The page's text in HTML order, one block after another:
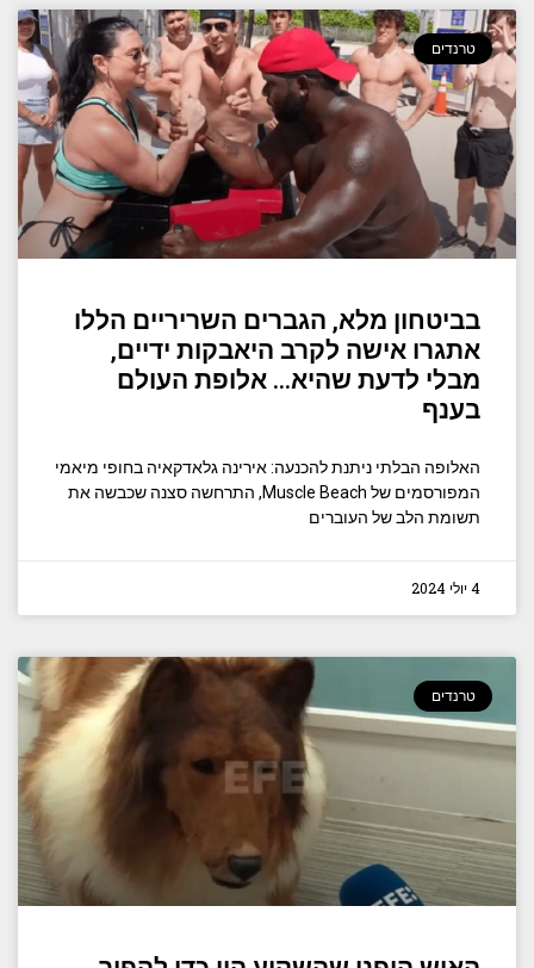
טרנדים
בביטחון מלא, הגברים השריריים הללו
אתגרו אישה לקרב היאבקות ידיים,
מבלי לדעת שהיא… אלופת העולם
בענף
האלופה הבלתי ניתנת להכנעה: אירינה גלאדקאיה בחופי מיאמי
המפורסמים של Muscle Beach, התרחשה סצנה שכבשה את
תשומת הלב של העוברים
4 יולי 2024
טרנדים